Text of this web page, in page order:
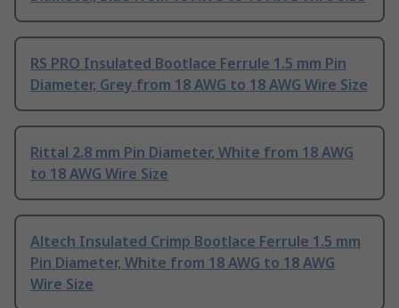
RS PRO Insulated Bootlace Ferrule 1.5 mm Pin
Diameter, Grey from 18 AWG to 18 AWG Wire Size
Rittal 2.8 mm Pin Diameter, White from 18 AWG
to 18 AWG Wire Size
Altech Insulated Crimp Bootlace Ferrule 1.5 mm
Pin Diameter, White from 18 AWG to 18 AWG
Wire Size